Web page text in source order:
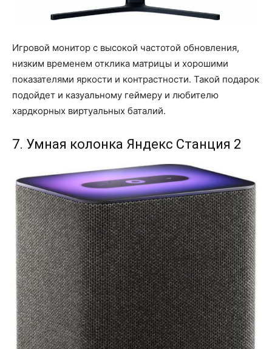
Игровой монитор с высокой частотой обновления,
низким временем отклика матрицы и хорошими
показателями яркости и контрастности. Такой подарок
подойдет и казуальному геймеру и любителю
хардкорных виртуальных баталий.
7. Умная колонка Яндекс Станция 2